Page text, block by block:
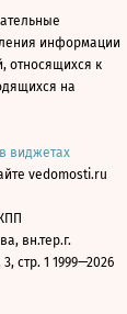
информации
относящихся к
на
виджетах
vedomosti.ru
вн.тер.г.
стр. 1 1999—2026